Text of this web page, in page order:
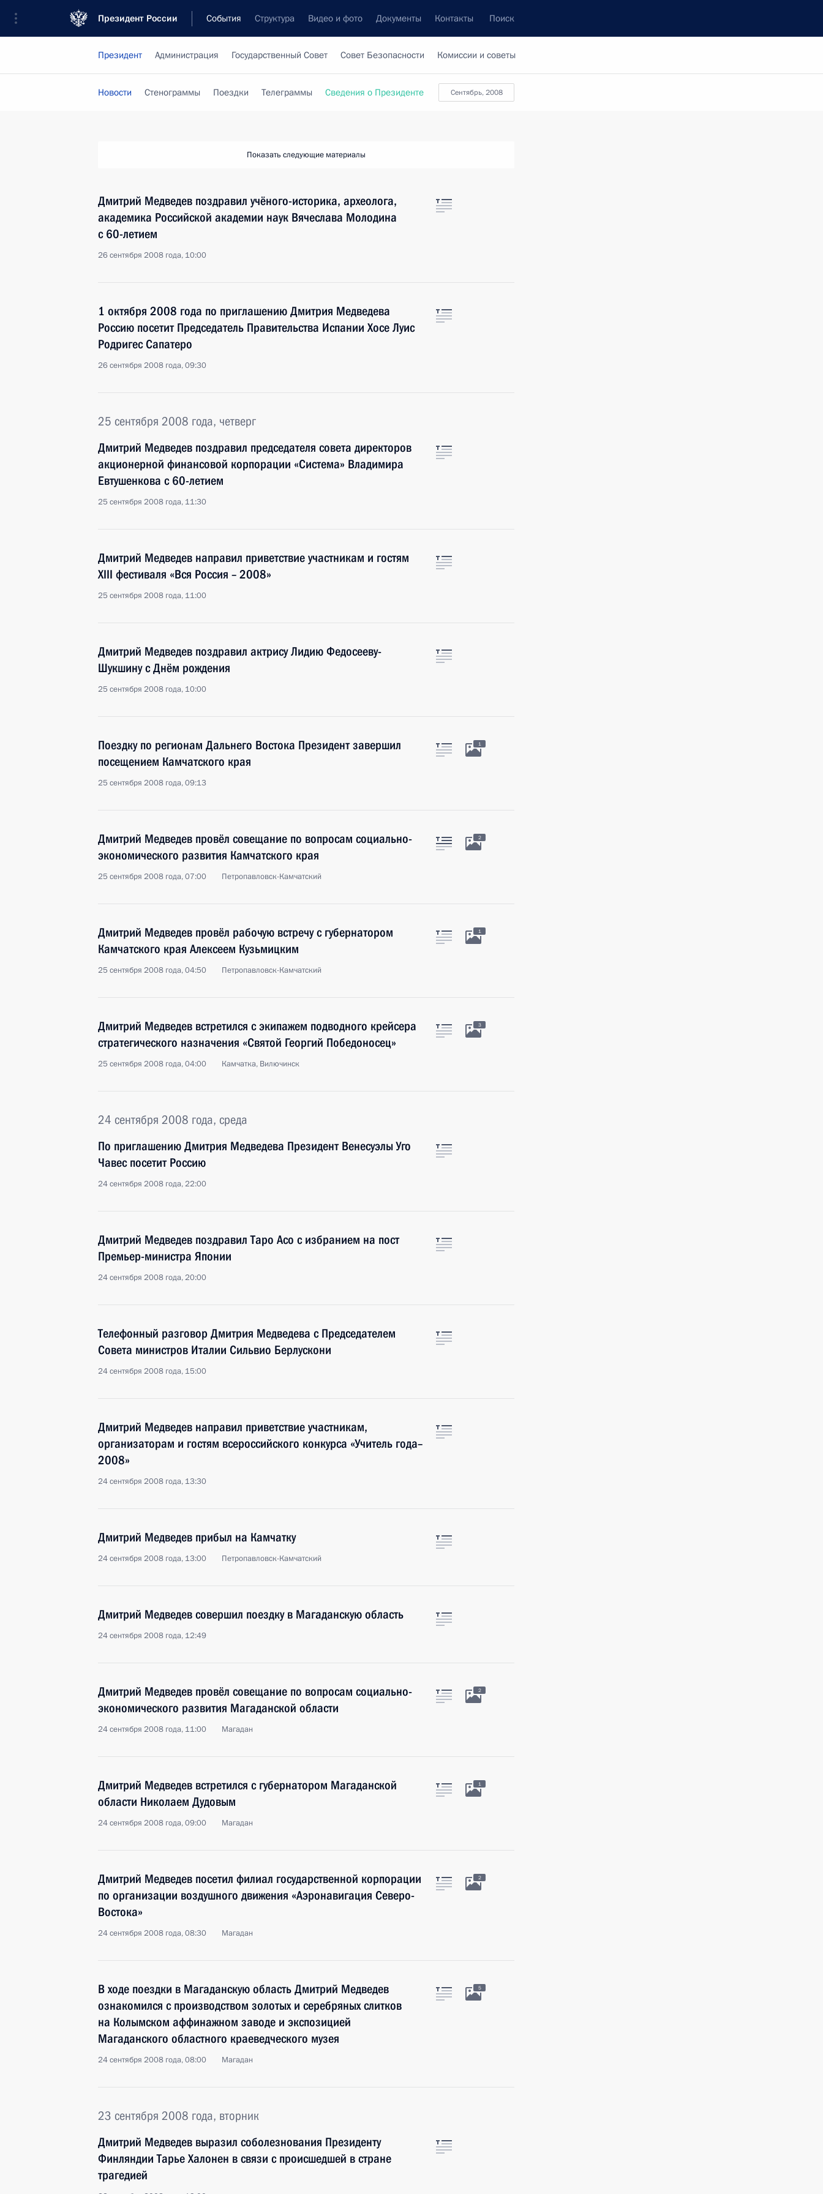
Президент России События Структура Видео и фото Документы Контакты Поиск
Президент Администрация Государственный Совет Совет Безопасности Комиссии и советы
сентябрь, 2008
Новости Стенограммы Поездки Телеграммы Сведения о Президенте
Показать следующие материалы
Дмитрий Медведев поздравил учёного-историка, археолога,
академика Российской академии наук Вячеслава Молодина
с 60-летием
26 сентября 2008 года, 10:00
1 октября 2008 года по приглашению Дмитрия Медведева
Россию посетит Председатель Правительства Испании Хосе Луис
Родригес Сапатеро
26 сентября 2008 года, 09:30
25 сентября 2008 года, четверг
Дмитрий Медведев поздравил председателя совета директоров
акционерной финансовой корпорации «Система» Владимира
Евтушенкова с 60-летием
25 сентября 2008 года, 11:30
Дмитрий Медведев направил приветствие участникам и гостям
XIII фестиваля «Вся Россия – 2008»
25 сентября 2008 года, 11:00
Дмитрий Медведев поздравил актрису Лидию Федосееву-
Шукшину с Днём рождения
25 сентября 2008 года, 10:00
Поездку по регионам Дальнего Востока Президент завершил
посещением Камчатского края
25 сентября 2008 года, 09:13
1
Дмитрий Медведев провёл совещание по вопросам социально-
экономического развития Камчатского края
25 сентября 2008 года, 07:00 Петропавловск-Камчатский
2
Дмитрий Медведев провёл рабочую встречу с губернатором
Камчатского края Алексеем Кузьмицким
25 сентября 2008 года, 04:50 Петропавловск-Камчатский
1
Дмитрий Медведев встретился с экипажем подводного крейсера
стратегического назначения «Святой Георгий Победоносец»
25 сентября 2008 года, 04:00 Камчатка, Вилючинск
3
24 сентября 2008 года, среда
По приглашению Дмитрия Медведева Президент Венесуэлы Уго
Чавес посетит Россию
24 сентября 2008 года, 22:00
Дмитрий Медведев поздравил Таро Асо с избранием на пост
Премьер-министра Японии
24 сентября 2008 года, 20:00
Телефонный разговор Дмитрия Медведева с Председателем
Совета министров Италии Сильвио Берлускони
24 сентября 2008 года, 15:00
Дмитрий Медведев направил приветствие участникам,
организаторам и гостям всероссийского конкурса «Учитель года–
2008»
24 сентября 2008 года, 13:30
Дмитрий Медведев прибыл на Камчатку
24 сентября 2008 года, 13:00 Петропавловск-Камчатский
Дмитрий Медведев совершил поездку в Магаданскую область
24 сентября 2008 года, 12:49
Дмитрий Медведев провёл совещание по вопросам социально-
экономического развития Магаданской области
24 сентября 2008 года, 11:00 Магадан
2
Дмитрий Медведев встретился с губернатором Магаданской
области Николаем Дудовым
24 сентября 2008 года, 09:00 Магадан
1
Дмитрий Медведев посетил филиал государственной корпорации
по организации воздушного движения «Аэронавигация Северо-
Востока»
24 сентября 2008 года, 08:30 Магадан
2
В ходе поездки в Магаданскую область Дмитрий Медведев
ознакомился с производством золотых и серебряных слитков
на Колымском аффинажном заводе и экспозицией
Магаданского областного краеведческого музея
24 сентября 2008 года, 08:00 Магадан
5
23 сентября 2008 года, вторник
Дмитрий Медведев выразил соболезнования Президенту
Финляндии Тарье Халонен в связи с происшедшей в стране
трагедией